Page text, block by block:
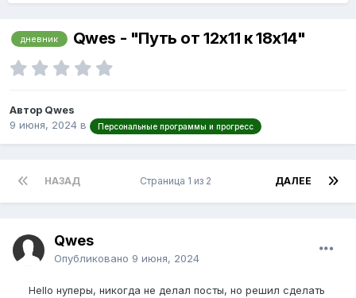
дневник Qwes - "Путь от 12x11 к 18x14"
Автор Qwes
9 июня, 2024 в Персональные программы и прогресс
НАЗАД ДАЛЕЕ
Страница 1 из 2
Qwes
Опубликовано 9 июня, 2024
Hello нуперы, никогда не делал посты, но решил сделать